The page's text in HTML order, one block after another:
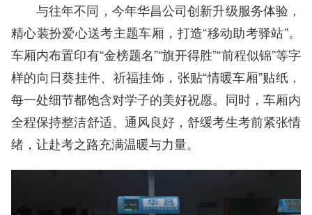
与往年不同，今年华昌公司创新升级服务体验，
精心装扮爱心送考主题车厢，打造“移动助考驿站”。
车厢内布置印有“金榜题名”“旗开得胜”“前程似锦”等字
样的向日葵挂件、祈福挂饰，张贴“情暖车厢”贴纸，
每一处细节都饱含对学子的美好祝愿。同时，车厢内
全程保持整洁舒适、通风良好，舒缓考生考前紧张情
绪，让赴考之路充满温暖与力量。